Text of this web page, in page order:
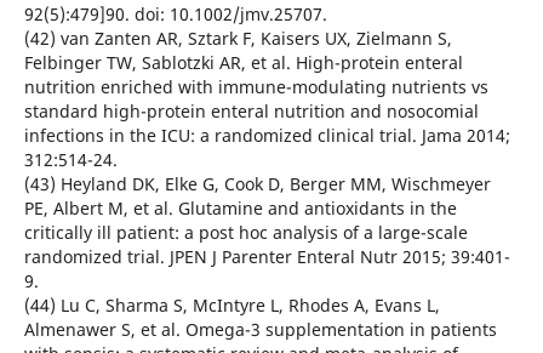
92(5):479]90. doi: 10.1002/jmv.25707.
(42) van Zanten AR, Sztark F, Kaisers UX, Zielmann S,
Felbinger TW, Sablotzki AR, et al. High-protein enteral
nutrition enriched with immune-modulating nutrients vs
standard high-protein enteral nutrition and nosocomial
infections in the ICU: a randomized clinical trial. Jama 2014;
312:514-24.
(43) Heyland DK, Elke G, Cook D, Berger MM, Wischmeyer
PE, Albert M, et al. Glutamine and antioxidants in the
critically ill patient: a post hoc analysis of a large-scale
randomized trial. JPEN J Parenter Enteral Nutr 2015; 39:401-
9.
(44) Lu C, Sharma S, McIntyre L, Rhodes A, Evans L,
Almenawer S, et al. Omega-3 supplementation in patients